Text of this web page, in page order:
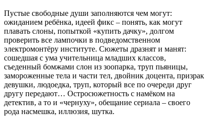
Пустые свободные души заполняются чем могут:
ожиданием ребёнка, идеей фикс – понять, как могут
плавать слоны, попыткой «купить дачку», долгом
проверить все лампочки в подведомственном
электромонтёру институте. Сюжеты дразнят и манят:
сошедшая с ума учительница младших классов,
съеденный бомжами слон из зоопарка, труп пьяницы,
замороженные тела и части тел, двойник доцента, призрак
девушки, людоедка, труп, который все по очереди друг
другу передают… Остросюжетность с намёком на
детектив, а то и «чернуху», обещание сериала – своего
рода насмешка, иллюзия, шутка.